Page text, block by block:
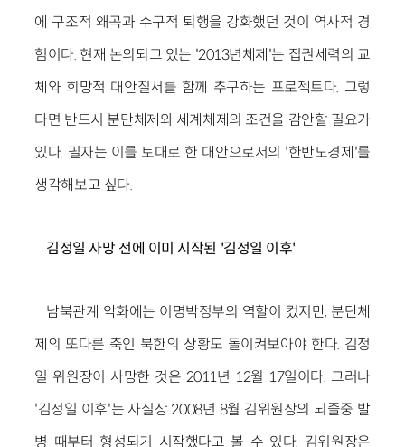
에 구조적 왜곡과 수구적 퇴행을 강화했던 것이 역사적 경
험이다. 현재 논의되고 있는 '2013년체제'는 집권세력의 교
체와 희망적 대안질서를 함께 추구하는 프로젝트다. 그렇
다면 반드시 분단체제와 세계체제의 조건을 감안할 필요가
있다. 필자는 이를 토대로 한 대안으로서의 '한반도경제'를
생각해보고 싶다.
김정일 사망 전에 이미 시작된 '김정일 이후'
남북관계 악화에는 이명박정부의 역할이 컸지만, 분단체
제의 또다른 축인 북한의 상황도 돌이켜보아야 한다. 김정
일 위원장이 사망한 것은 2011년 12월 17일이다. 그러나
'김정일 이후'는 사실상 2008년 8월 김위원장의 뇌졸중 발
병 때부터 형성되기 시작했다고 볼 수 있다. 김위원장은